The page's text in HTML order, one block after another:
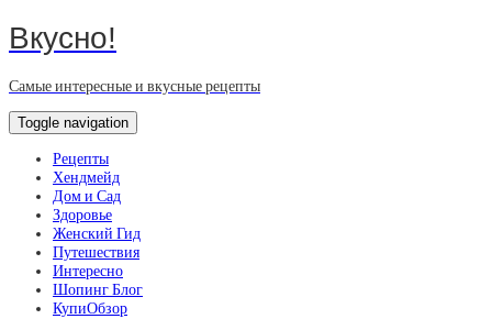
Вкусно!
Самые интересные и вкусные рецепты
Toggle navigation
Рецепты
Хендмейд
Дом и Сад
Здоровье
Женский Гид
Путешествия
Интересно
Шопинг Блог
КупиОбзор